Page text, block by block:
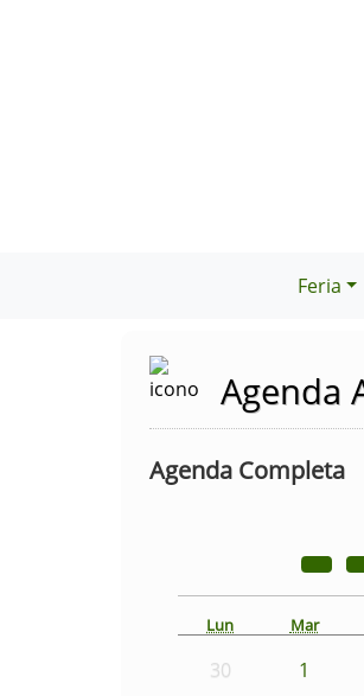
Feria
Agenda
Agenda Completa
Lun Mar
30 1